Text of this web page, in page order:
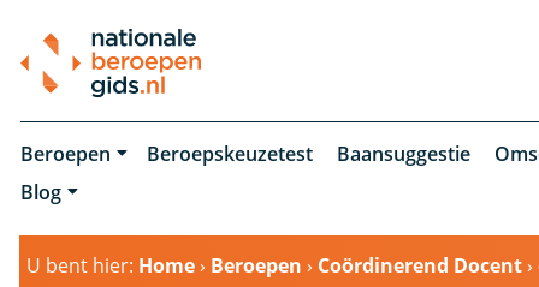
Beroepen Beroepskeuzetest Baansuggestie
Blog
U bent hier: Home› Beroepen › Coördinerend Docent›